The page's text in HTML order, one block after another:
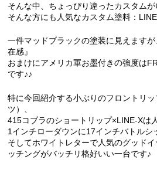
そんな中、ちょっぴり違ったカスタムが
そんな方にも人気なカスタム塗料：
一件マッドブラックの塗装に見えます
在感』
おまけにアメリカ軍お墨付きの強度は
です♪♪
特に今回紹介する小ぶりのフロントリ
ツ）、
415コブラのショートリップ×LINE-Xは
1インチローダウンに17インチバトルシ
そしてホワイトレターで人気のグッド
ッチングがバッチリ格好いい一台です♪